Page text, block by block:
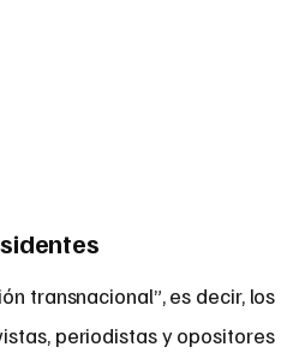
transnacional”, es decir, los
periodistas y opositores